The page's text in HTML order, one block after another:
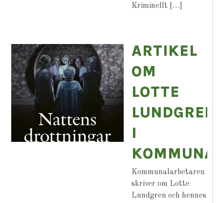
Kriminellt […]
ARTIKEL
OM
LOTTE
LUNDGREN
I
Kommunalarbetaren
skriver om Lotte
Lundgren och hennes